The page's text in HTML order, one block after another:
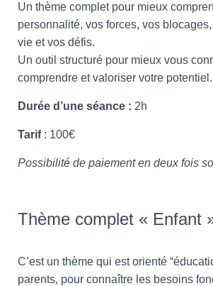
Un thème complet pour mieux
personnalité, vos forces, vos
vie et vos défis.
Un outil structuré pour mieux vous
comprendre et valoriser votre potentiel.
Durée d’une séance : 2h
Tarif: 100€
Possibilité de paiement en deux fois
Thème complet « Enfant
C’est un thème qui est orienté
parents, pour connaître les besoins